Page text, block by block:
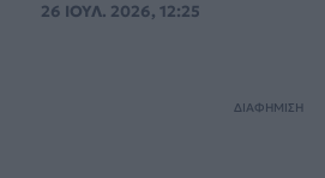
26 ΙΟΥΛ. 2026, 12:25
ΔΙΑΦΗΜΙΣΗ